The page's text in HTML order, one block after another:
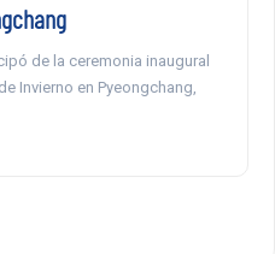
de la ceremonia inaugural
Invierno en Pyeongchang,